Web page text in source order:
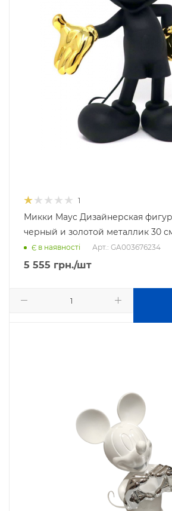
1
Микки Маус Дизайнерская
черный и золотой металлик 30
Є в наявності Арт.: GA003676234
5 555 грн./шт